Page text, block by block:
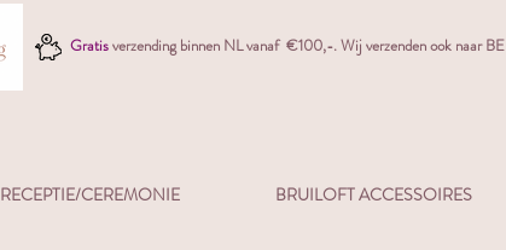
Gratisverzending binnen NL vanaf €100,-. Wij verzenden ook naar BE
RECEPTIE/CEREMONIE BRUILOFT ACCESSOIRES